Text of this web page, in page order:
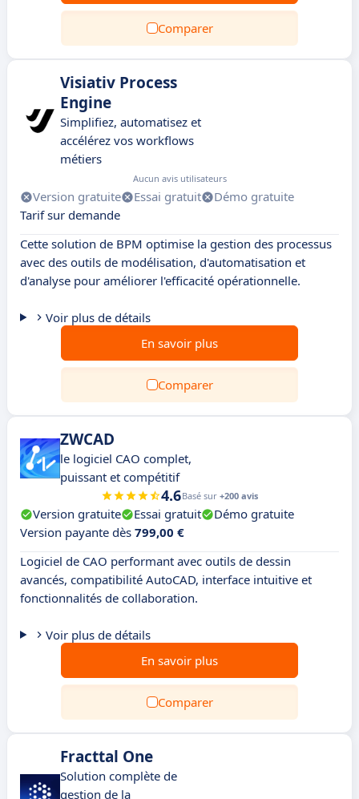
Comparer
Visiativ Process
Engine
Simplifiez, automatisez et
accélérez vos workflows
métiers
Aucun avis utilisateurs
Version gratuite Essai gratuit
Démo gratuite
Tarif sur demande
Cette solution de BPM optimise la gestion des processus
avec des outils de modélisation, d'automatisation et
d'analyse pour améliorer l'efficacité opérationnelle.
Voir plus de détails
En savoir plus
Comparer
ZWCAD
le logiciel CAO complet,
puissant et compétitif
4.6Basé sur +200 avis
Version gratuite Essai gratuit
Démo gratuite
Version payante dès 799,00 €
Logiciel de CAO performant avec outils de dessin
avancés, compatibilité AutoCAD, interface intuitive et
fonctionnalités de collaboration.
Voir plus de détails
En savoir plus
Comparer
Fracttal One
Solution complète de
gestion de la